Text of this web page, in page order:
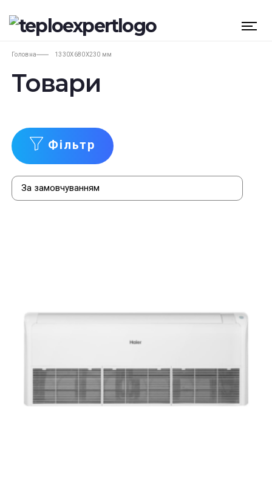
Головна 1330X680X230 мм
Товари
Фільтр